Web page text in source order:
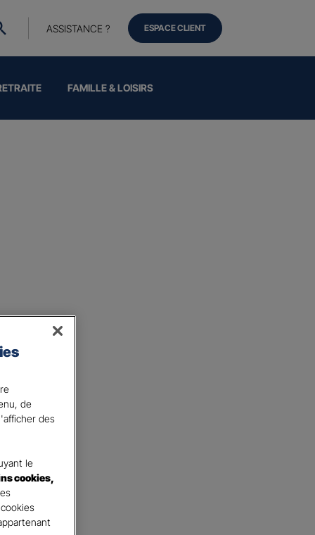
FAMILLE & LOISIRS
ASSISTANCE ? ESPACE CLIENT
! Demandez un devis
de
des
le
cookies,